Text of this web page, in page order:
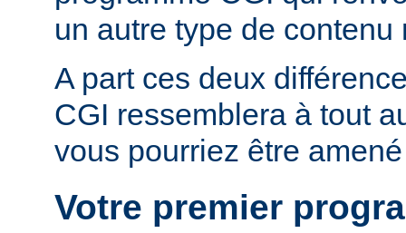
un autre type de contenu
A part ces deux
CGI ressemblera à tout
vous pourriez être
Votre premier